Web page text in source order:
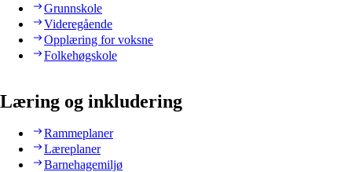
Grunnskole
Videregående
Opplæring for voksne
Folkehøgskole
Læring og inkludering
Rammeplaner
Læreplaner
Barnehagemiljø